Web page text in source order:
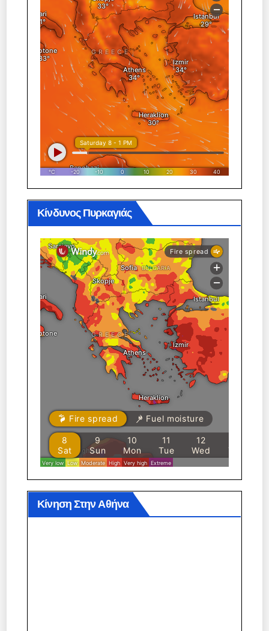
Κίνδυνος Πυρκαγιάς
Κίνηση Στην Αθήνα